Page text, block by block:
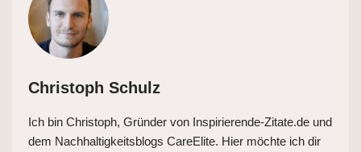
Christoph Schulz
Ich bin Christoph, Gründer von Inspirierende-Zitate.de und
dem Nachhaltigkeitsblogs CareElite. Hier möchte ich dir